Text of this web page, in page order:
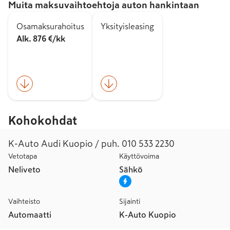
Muita maksuvaihtoehtoja auton hankintaan
Osamaksurahoitus
Alk. 876 €/kk
Yksityisleasing
Kohokohdat
K-Auto Audi Kuopio / puh. 010 533 2230
Vetotapa
Neliveto
Käyttövoima
Sähkö
Vaihteisto
Automaatti
Sijainti
K-Auto Kuopio